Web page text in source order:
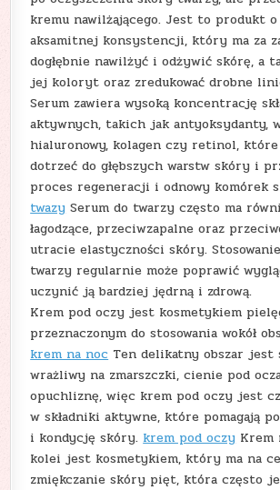
kremu nawilżającego. Jest to produkt
aksamitnej konsystencji, który ma za
dogłębnie nawilżyć i odżywić skórę, a
jej koloryt oraz zredukować drobne
Serum zawiera wysoką koncentrację
aktywnych, takich jak antyoksydanty,
hialuronowy, kolagen czy retinol,
dotrzeć do głębszych warstw skóry i
proces regeneracji i odnowy komórek
twazy Serum do twarzy często ma
łagodzące, przeciwzapalne oraz
utracie elastyczności skóry.
twarzy regularnie może poprawić
uczynić ją bardziej jędrną i zdrową.
Krem pod oczy jest kosmetykiem
przeznaczonym do stosowania wokół
krem na noc Ten delikatny obszar jest
wrażliwy na zmarszczki, cienie pod
opuchliznę, więc krem pod oczy jest
w składniki aktywne, które pomagają
i kondycję skóry. krem pod oczy Krem
kolei jest kosmetykiem, który ma na
zmiękczanie skóry pięt, która często